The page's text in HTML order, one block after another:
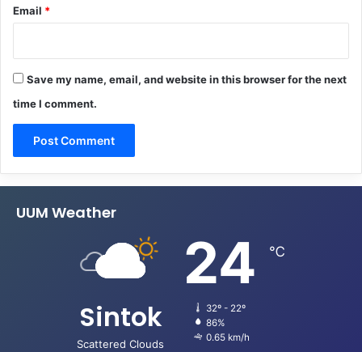
Email *
Save my name, email, and website in this browser for the next
time I comment.
UUM Weather
Sintok
Scattered Clouds
24 ℃
32º - 22º
86%
0.65 km/h